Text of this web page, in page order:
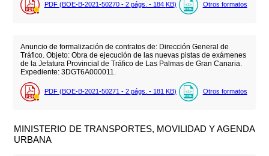
PDF (BOE-B-2021-50270 - 2 págs. - 184 KB) Otros formatos
Anuncio de formalización de contratos de: Dirección General de
Tráfico. Objeto: Obra de ejecución de las nuevas pistas de exámenes
de la Jefatura Provincial de Tráfico de Las Palmas de Gran Canaria.
Expediente: 3DGT6A000011.
PDF (BOE-B-2021-50271 - 2 págs. - 181 KB) Otros formatos
MINISTERIO DE TRANSPORTES, MOVILIDAD Y AGENDA
URBANA